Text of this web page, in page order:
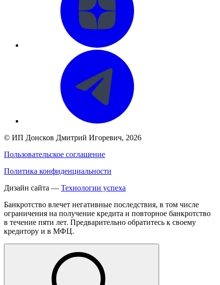
© ИП Донсков Дмитрий Игоревич, 2026
Пользовательское соглашение
Политика конфиденциальности
Дизайн сайта — Технологии успеха
Банкротство влечет негативные последствия, в том числе
ограничения на получение кредита и повторное банкротство
в течение пяти лет. Предварительно обратитесь к своему
кредитору и в МФЦ.